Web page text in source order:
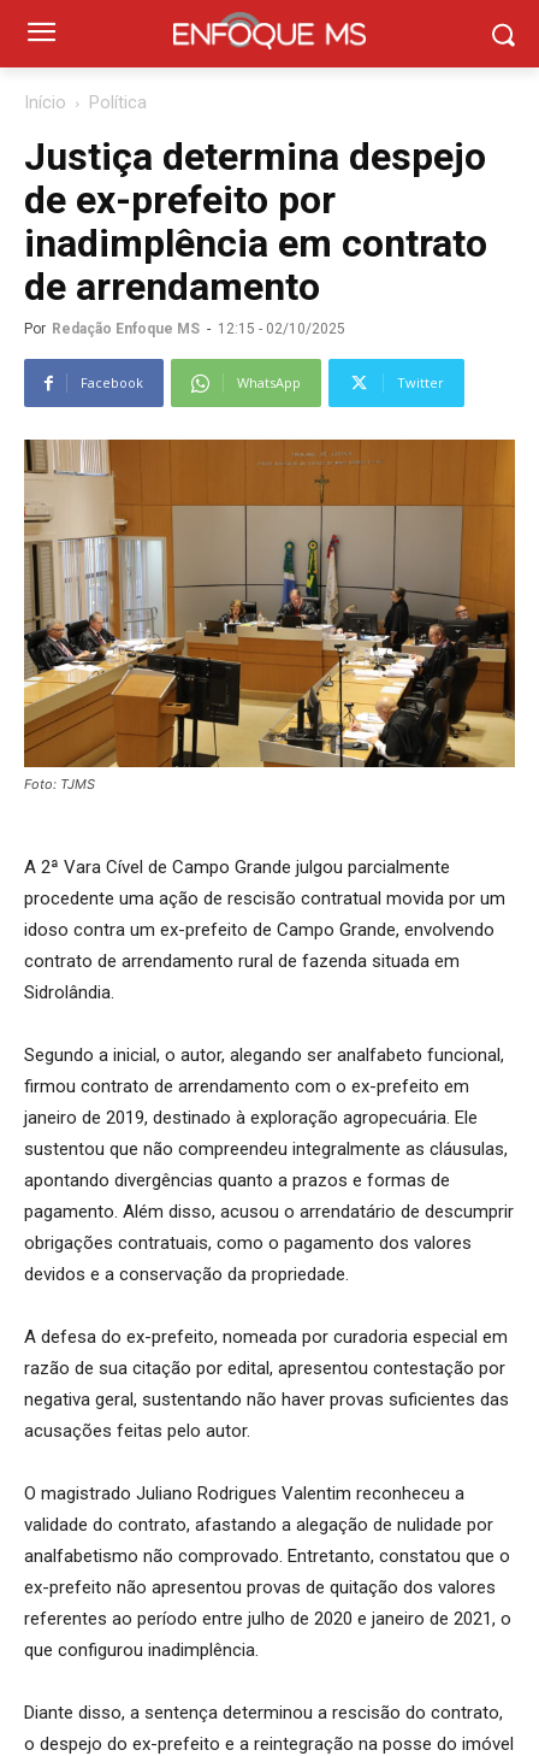
Início Política
Justiça determina despejo
de ex-prefeito por
inadimplência em contrato
de arrendamento
Por Redação Enfoque MS - 12:15 - 02/10/2025
Facebook WhatsApp Twitter
Foto: TJMS
A 2ª Vara Cível de Campo Grande julgou parcialmente
procedente uma ação de rescisão contratual movida por um
idoso contra um ex-prefeito de Campo Grande, envolvendo
contrato de arrendamento rural de fazenda situada em
Sidrolândia.
Segundo a inicial, o autor, alegando ser analfabeto funcional,
firmou contrato de arrendamento com o ex-prefeito em
janeiro de 2019, destinado à exploração agropecuária. Ele
sustentou que não compreendeu integralmente as cláusulas,
apontando divergências quanto a prazos e formas de
pagamento. Além disso, acusou o arrendatário de descumprir
obrigações contratuais, como o pagamento dos valores
devidos e a conservação da propriedade.
A defesa do ex-prefeito, nomeada por curadoria especial em
razão de sua citação por edital, apresentou contestação por
negativa geral, sustentando não haver provas suficientes das
acusações feitas pelo autor.
O magistrado Juliano Rodrigues Valentim reconheceu a
validade do contrato, afastando a alegação de nulidade por
analfabetismo não comprovado. Entretanto, constatou que o
ex-prefeito não apresentou provas de quitação dos valores
referentes ao período entre julho de 2020 e janeiro de 2021, o
que configurou inadimplência.
Diante disso, a sentença determinou a rescisão do contrato,
o despejo do ex-prefeito e a reintegração na posse do imóvel